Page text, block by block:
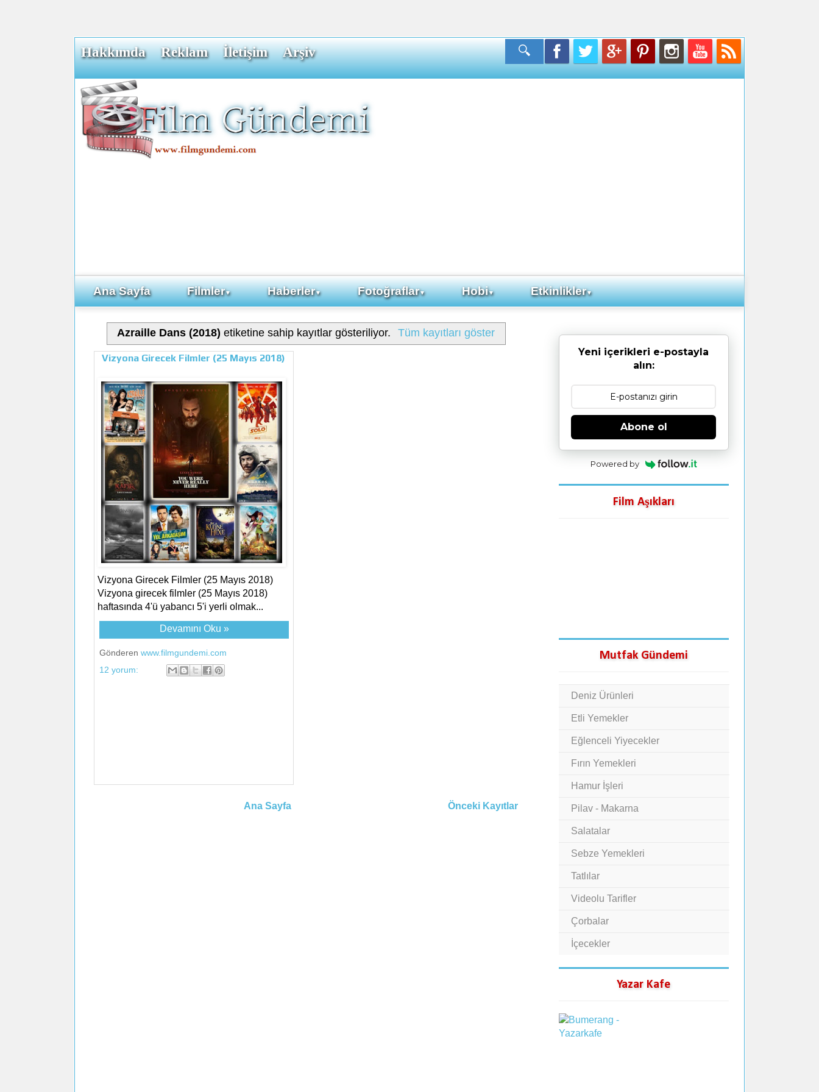
Hakkımda Reklam İletişim Arşiv
Ana Sayfa Filmler▼ Haberler▼ Fotoğraflar▼ Hobi▼ Etkinlikler▼
Azraille Dans (2018) etiketine sahip kayıtlar gösteriliyor. Tüm kayıtları göster
Vizyona Girecek Filmler (25 Mayıs 2018)
Vizyona Girecek Filmler (25 Mayıs 2018)
Vizyona girecek filmler (25 Mayıs 2018)
haftasında 4'ü yabancı 5'i yerli olmak...
Devamını Oku »
Gönderen www.filmgundemi.com
12 yorum:
Önceki Kayıtlar
Ana Sayfa
Yeni içerikleri e-postayla
alın:
Abone ol
Powered by
Film Aşıkları
Mutfak Gündemi
Deniz Ürünleri
Etli Yemekler
Eğlenceli Yiyecekler
Fırın Yemekleri
Hamur İşleri
Pilav - Makarna
Salatalar
Sebze Yemekleri
Tatlılar
Videolu Tarifler
Çorbalar
İçecekler
Yazar Kafe